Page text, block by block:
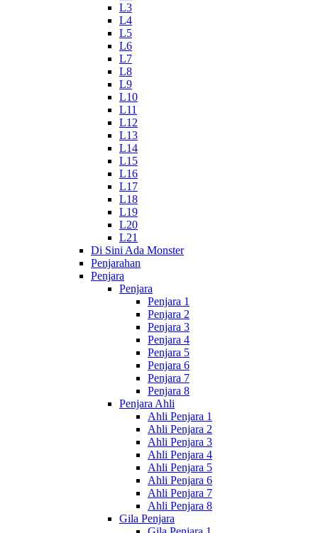
L3
L4
L5
L6
L7
L8
L9
L10
L11
L12
L13
L14
L15
L16
L17
L18
L19
L20
L21
Di Sini Ada Monster
Penjarahan
Penjara
Penjara
Penjara 1
Penjara 2
Penjara 3
Penjara 4
Penjara 5
Penjara 6
Penjara 7
Penjara 8
Penjara Ahli
Ahli Penjara 1
Ahli Penjara 2
Ahli Penjara 3
Ahli Penjara 4
Ahli Penjara 5
Ahli Penjara 6
Ahli Penjara 7
Ahli Penjara 8
Gila Penjara